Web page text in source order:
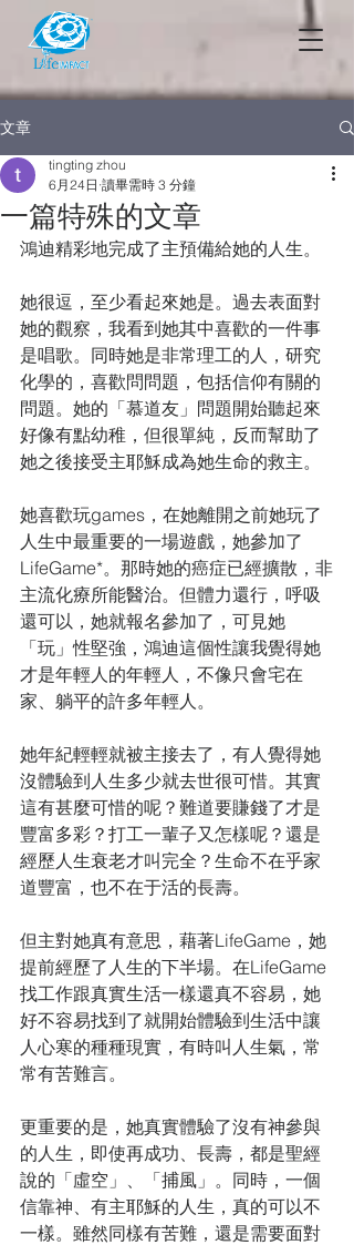
文章
一篇特殊的文章
tingting zhou
6月24日 讀畢需時 3 分鐘
鴻迪精彩地完成了主預備給她的人生。
她很逗，至少看起來她是。過去表面對
她的觀察，我看到她其中喜歡的一件事
是唱歌。同時她是非常理工的人，研究
化學的，喜歡問問題，包括信仰有關的
問題。她的「慕道友」問題開始聽起來
好像有點幼稚，但很單純，反而幫助了
她之後接受主耶穌成為她生命的救主。
她喜歡玩games，在她離開之前她玩了
人生中最重要的一場遊戲，她參加了
LifeGame*。那時她的癌症已經擴散，非
主流化療所能醫治。但體力還行，呼吸
還可以，她就報名參加了，可見她
「玩」性堅強，鴻迪這個性讓我覺得她
才是年輕人的年輕人，不像只會宅在
家、躺平的許多年輕人。
她年紀輕輕就被主接去了，有人覺得她
沒體驗到人生多少就去世很可惜。其實
這有甚麼可惜的呢？難道要賺錢了才是
豐富多彩？打工一輩子又怎樣呢？還是
經歷人生衰老才叫完全？生命不在乎家
道豐富，也不在于活的長壽。
但主對她真有意思，藉著LifeGame，她
提前經歷了人生的下半場。在LifeGame
找工作跟真實生活一樣還真不容易，她
好不容易找到了就開始體驗到生活中讓
人心寒的種種現實，有時叫人生氣，常
常有苦難言。
更重要的是，她真實體驗了沒有神參與
的人生，即使再成功、長壽，都是聖經
說的「虛空」、「捕風」。同時，一個
信靠神、有主耶穌的人生，真的可以不
一樣。雖然同樣有苦難，還是需要面對